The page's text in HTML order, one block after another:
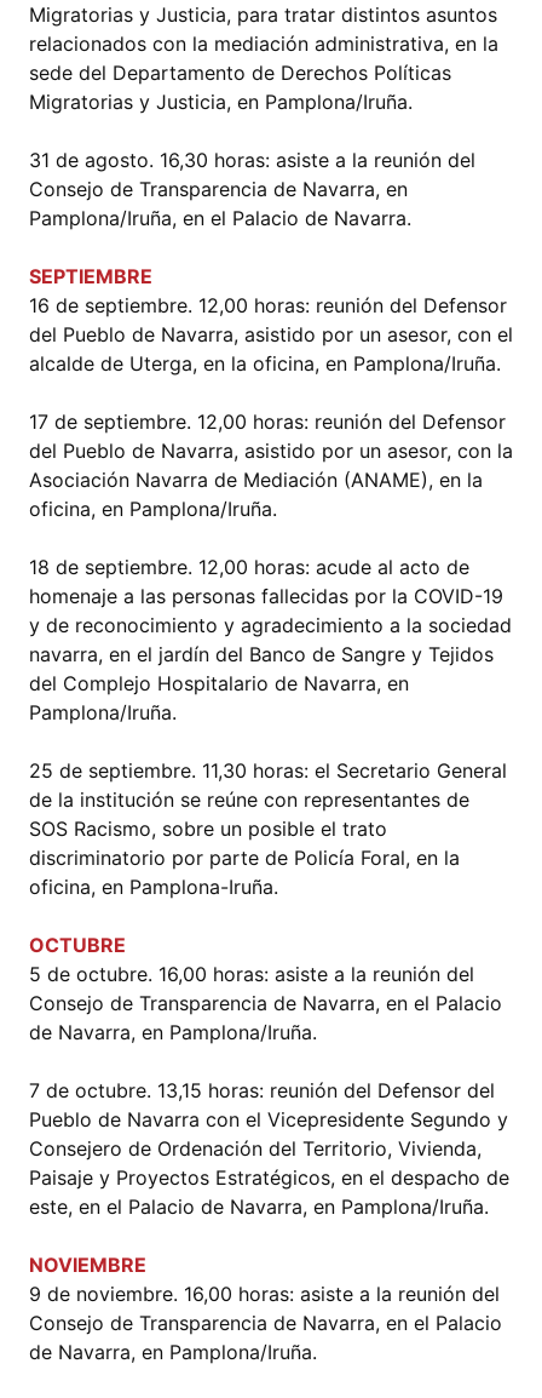
Migratorias y Justicia, para tratar distintos asuntos
relacionados con la mediación administrativa, en la
sede del Departamento de Derechos Políticas
Migratorias y Justicia, en Pamplona/Iruña.
31 de agosto. 16,30 horas: asiste a la reunión del
Consejo de Transparencia de Navarra, en
Pamplona/Iruña, en el Palacio de Navarra.
SEPTIEMBRE
16 de septiembre. 12,00 horas: reunión del Defensor
del Pueblo de Navarra, asistido por un asesor, con el
alcalde de Uterga, en la oficina, en Pamplona/Iruña.
17 de septiembre. 12,00 horas: reunión del Defensor
del Pueblo de Navarra, asistido por un asesor, con la
Asociación Navarra de Mediación (ANAME), en la
oficina, en Pamplona/Iruña.
18 de septiembre. 12,00 horas: acude al acto de
homenaje a las personas fallecidas por la COVID-19
y de reconocimiento y agradecimiento a la sociedad
navarra, en el jardín del Banco de Sangre y Tejidos
del Complejo Hospitalario de Navarra, en
Pamplona/Iruña.
25 de septiembre. 11,30 horas: el Secretario General
de la institución se reúne con representantes de
SOS Racismo, sobre un posible el trato
discriminatorio por parte de Policía Foral, en la
oficina, en Pamplona-Iruña.
OCTUBRE
5 de octubre. 16,00 horas: asiste a la reunión del
Consejo de Transparencia de Navarra, en el Palacio
de Navarra, en Pamplona/Iruña.
7 de octubre. 13,15 horas: reunión del Defensor del
Pueblo de Navarra con el Vicepresidente Segundo y
Consejero de Ordenación del Territorio, Vivienda,
Paisaje y Proyectos Estratégicos, en el despacho de
este, en el Palacio de Navarra, en Pamplona/Iruña.
NOVIEMBRE
9 de noviembre. 16,00 horas: asiste a la reunión del
Consejo de Transparencia de Navarra, en el Palacio
de Navarra, en Pamplona/Iruña.